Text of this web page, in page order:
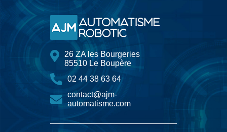
26 ZA les Bourgeries
85510 Le Boupère
02 44 38 63 64
contact@ajm-
automatisme.com